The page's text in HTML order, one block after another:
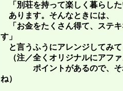
「別荘を持って楽しく暮らし
あります。そんなときには、
「お金をたくさん得て、ステ
す」
と言うふうにアレンジしてみ
（注／全くオリジナルにアフ
ポイントがあるので、それ
ね）